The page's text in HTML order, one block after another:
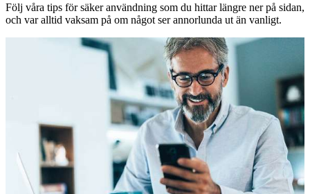
Följ våra tips för säker användning som du hittar längre ner på sidan,
och var alltid vaksam på om något ser annorlunda ut än vanligt.